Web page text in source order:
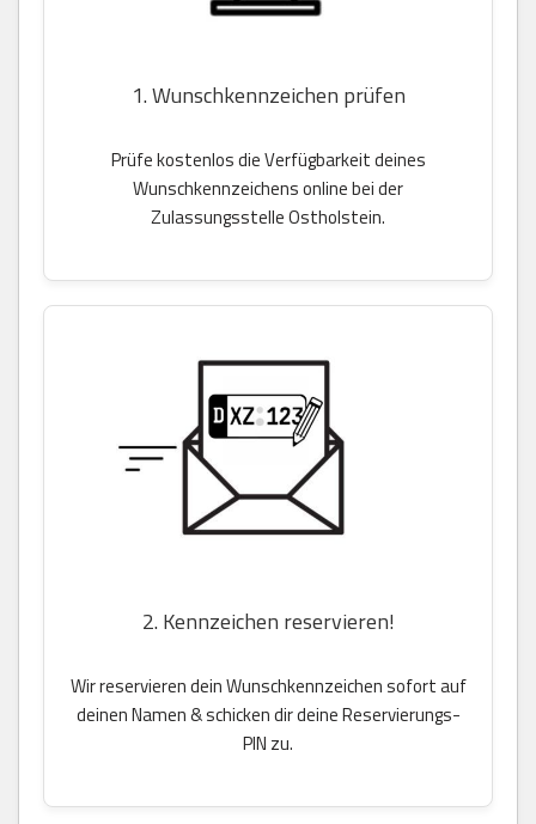
1. Wunschkennzeichen prüfen
Prüfe kostenlos die Verfügbarkeit deines
Wunschkennzeichens online bei der
Zulassungsstelle Ostholstein.
2. Kennzeichen reservieren!
Wir reservieren dein Wunschkennzeichen sofort auf
deinen Namen & schicken dir deine Reservierungs-
PIN zu.